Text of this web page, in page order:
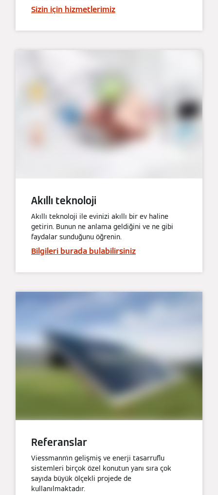
Sizin için hizmetlerimiz
Akıllı teknoloji
Akıllı teknoloji ile evinizi akıllı bir ev haline
getirin. Bunun ne anlama geldiğini ve ne gibi
faydalar sunduğunu öğrenin.
Bilgileri burada bulabilirsiniz
Referanslar
Viessmann'ın gelişmiş ve enerji tasarruflu
sistemleri birçok özel konutun yanı sıra çok
sayıda büyük ölçekli projede de
kullanılmaktadır.